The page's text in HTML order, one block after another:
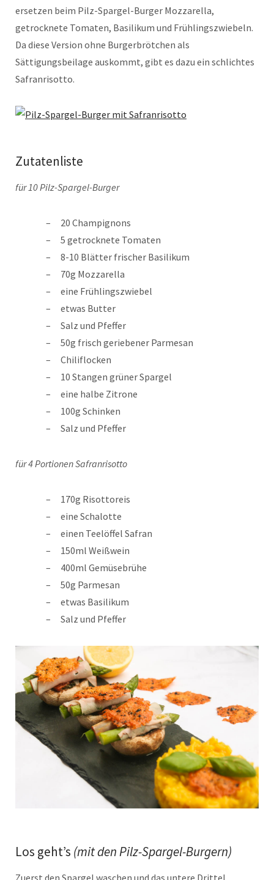
ersetzen beim Pilz-Spargel-Burger Mozzarella,
getrocknete Tomaten, Basilikum und Frühlingszwiebeln.
Da diese Version ohne Burgerbrötchen als
Sättigungsbeilage auskommt, gibt es dazu ein schlichtes
Safranrisotto.
Zutatenliste
für 10 Pilz-Spargel-Burger
20 Champignons
5 getrocknete Tomaten
8-10 Blätter frischer Basilikum
70g Mozzarella
eine Frühlingszwiebel
etwas Butter
Salz und Pfeffer
50g frisch geriebener Parmesan
Chiliflocken
10 Stangen grüner Spargel
eine halbe Zitrone
100g Schinken
Salz und Pfeffer
für 4 Portionen Safranrisotto
170g Risottoreis
eine Schalotte
einen Teelöffel Safran
150ml Weißwein
400ml Gemüsebrühe
50g Parmesan
etwas Basilikum
Salz und Pfeffer
Los geht’s (mit den Pilz-Spargel-Burgern)
Zuerst den Spargel waschen und das untere Drittel